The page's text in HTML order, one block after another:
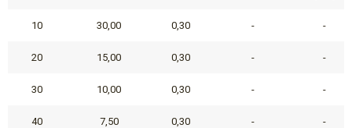
10 30,00 0,30 - -
20 15,00 0,30 - -
30 10,00 0,30 - -
40 7,50 0,30 - -